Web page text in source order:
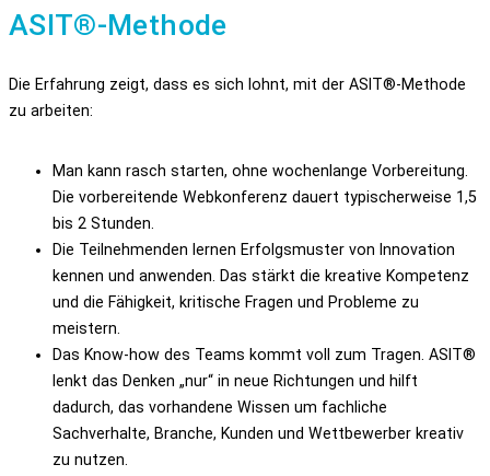
ASIT®-Methode
Die Erfahrung zeigt, dass es sich lohnt, mit der ASIT®-Methode
zu arbeiten:
Man kann rasch starten, ohne wochenlange Vorbereitung.
Die vorbereitende Webkonferenz dauert typischerweise 1,5
bis 2 Stunden.
Die Teilnehmenden lernen Erfolgsmuster von Innovation
kennen und anwenden. Das stärkt die kreative Kompetenz
und die Fähigkeit, kritische Fragen und Probleme zu
meistern.
Das Know-how des Teams kommt voll zum Tragen. ASIT®
lenkt das Denken „nur“ in neue Richtungen und hilft
dadurch, das vorhandene Wissen um fachliche
Sachverhalte, Branche, Kunden und Wettbewerber kreativ
zu nutzen.